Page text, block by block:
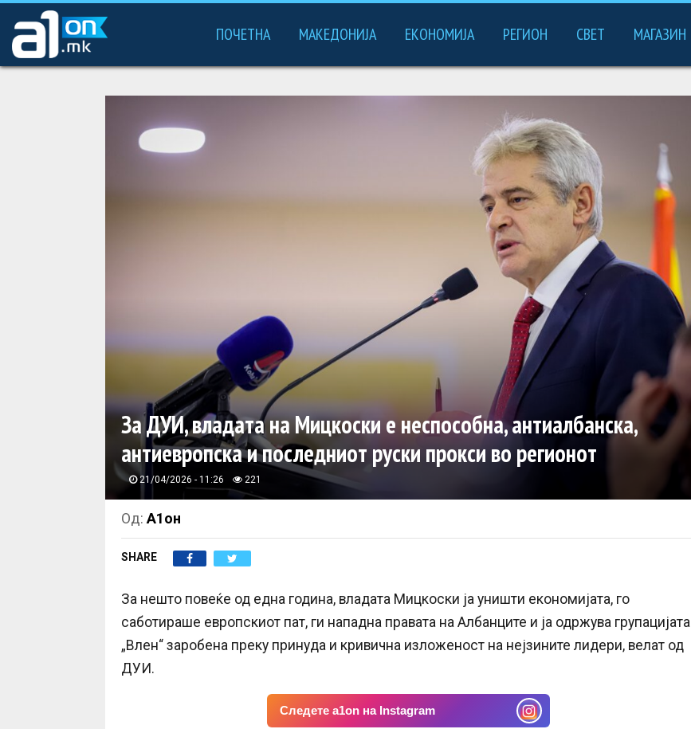
ПОЧЕТНА МАКЕДОНИЈА ЕКОНОМИЈА РЕГИОН СВЕТ МАГАЗИН
За ДУИ, владата на Мицкоски е неспособна, антиалбанска,
антиевропска и последниот руски прокси во регионот
21/04/2026 - 11:26 221
Од: А1он
SHARE
За нешто повеќе од една година, владата Мицкоски ја уништи економијата, го
саботираше европскиот пат, ги нападна правата на Албанците и ја одржува групацијата
„Влен“ заробена преку принуда и кривична изложеност на нејзините лидери, велат од
ДУИ.
Следете a1on на Instagram